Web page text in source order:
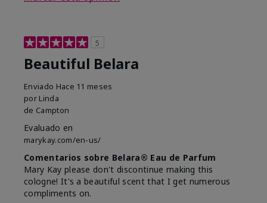
5
Beautiful Belara
Enviado Hace 11 meses
por Linda
de Campton
Evaluado en
marykay.com/en-us/
Comentarios sobre Belara® Eau de Parfum
Mary Kay please don't discontinue making this
cologne! It's a beautiful scent that I get numerous
compliments on.